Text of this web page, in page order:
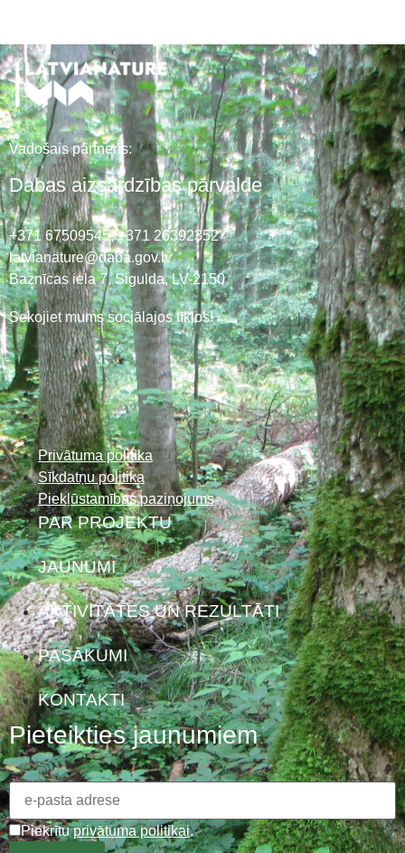
Vadošais partneris:
Dabas aizsardzības pārvalde
+371 67509545,+371 26392352
latvianature@daba.gov.lv
Baznīcas iela 7, Sigulda, LV-2150
Sekojiet mums sociālajos tīklos!
Privātuma politika
Sīkdatņu politika
Piekļūstamības paziņojums
PAR PROJEKTU
JAUNUMI
AKTIVITĀTES UN REZULTĀTI
PASĀKUMI
KONTAKTI
Pieteikties jaunumiem
Piekrītuprivātuma politikai.